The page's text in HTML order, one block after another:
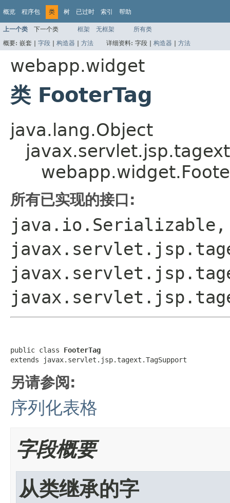
概览 程序包 类 树 已过时 索引 帮助
上一个类 下一个类 框架 无框架
所有类
概要: 嵌套 | 字段 | 构造器 | 方法 详细资料: 字段 | 构造器 | 方法
webapp.widget
类 FooterTag
java.lang.Object
所有已实现的接口:
java.io.Serializable,
public class FooterTag
extends javax.servlet.jsp.tagext.TagSupport
另请参阅:
序列化表格
字段概要
从类继承的字